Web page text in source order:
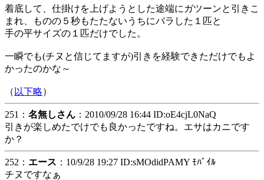
着底して、仕掛けを上げようとした途端にガツーンと引きこ
まれ、ものの５秒もたたないうちにバラした１匹と
手の平サイズの１匹だけでした。
一瞬でも(チヌと信じてますが)引きを経験できただけでもよ
かったのかな～
（ 以下略）
251： 名無しさん ：2010/09/28 16:44 ID:oE4cjL0NaQ
引きが楽しめたでけでも良かったですね。エサはカニです
か？
252： エース ：10/9/28 19:27 ID:sMOdidPAMY ﾓﾊﾞｲﾙ
チヌですなぁ